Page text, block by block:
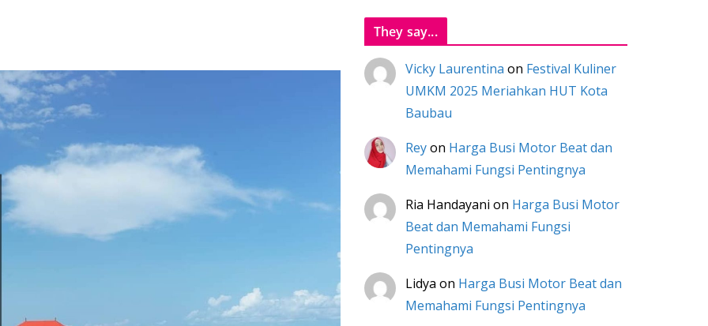
They say...
Vicky Laurentina on Festival Kuliner
UMKM 2025 Meriahkan HUT Kota
Baubau
Reyon Harga Busi Motor Beat dan
Memahami Fungsi Pentingnya
Ria Handayani on Harga Busi Motor
Beat dan Memahami Fungsi
Pentingnya
Lidya on Harga Busi Motor Beat dan
Memahami Fungsi Pentingnya